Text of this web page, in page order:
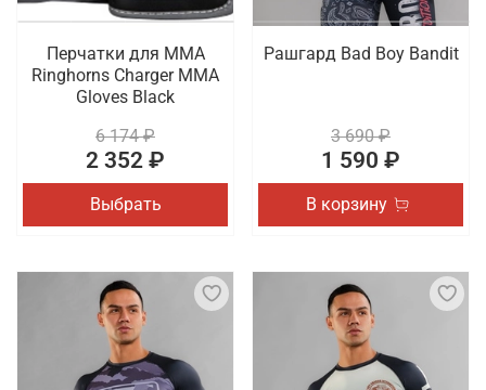
Перчатки для ММА
Ringhorns Charger MMA
Gloves Black
6 174 ₽
2 352 ₽
Выбрать
Рашгард Bad Boy Bandit
3 690 ₽
1 590 ₽
В корзину